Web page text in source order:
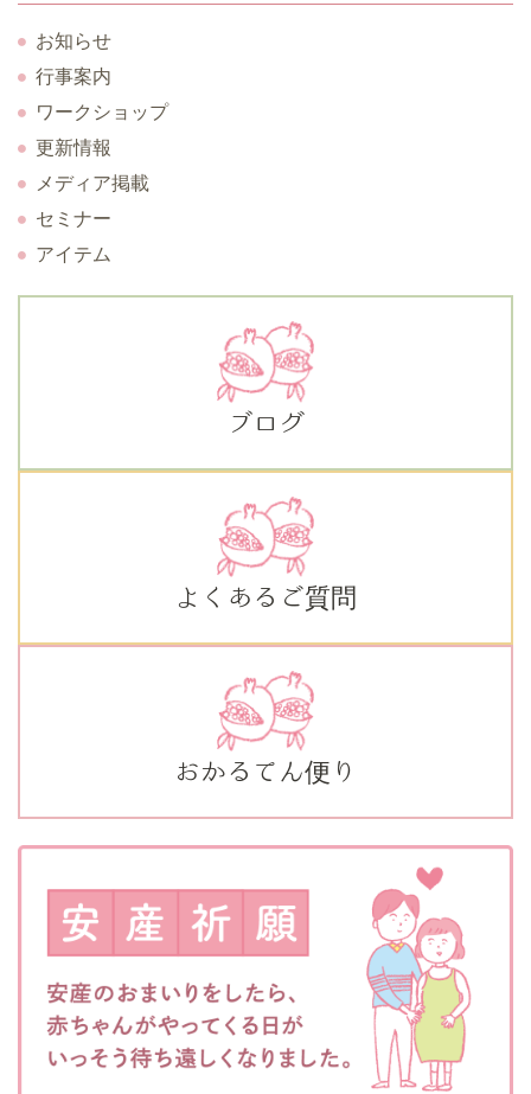
お知らせ
行事案内
ワークショップ
更新情報
メディア掲載
セミナー
アイテム
ブログ
よくあるご質問
おかるてん便り